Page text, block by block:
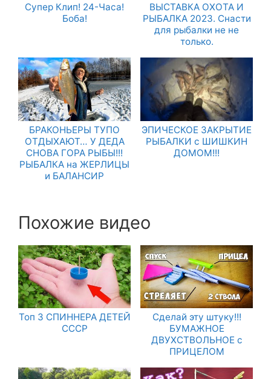
Супер Клип! 24-Часа!
Боба!
ВЫСТАВКА ОХОТА И
РЫБАЛКА 2023. Снасти
для рыбалки не не
только.
БРАКОНЬЕРЫ ТУПО
ОТДЫХАЮТ… У ДЕДА
СНОВА ГОРА РЫБЫ!!!
РЫБАЛКА на ЖЕРЛИЦЫ
и БАЛАНСИР
ЭПИЧЕСКОЕ ЗАКРЫТИЕ
РЫБАЛКИ с ШИШКИН
ДОМОМ!!!
Похожие видео
Топ 3 СПИННЕРА ДЕТЕЙ
СССР
Сделай эту штуку!!!
БУМАЖНОЕ
ДВУХСТВОЛЬНОЕ с
ПРИЦЕЛОМ